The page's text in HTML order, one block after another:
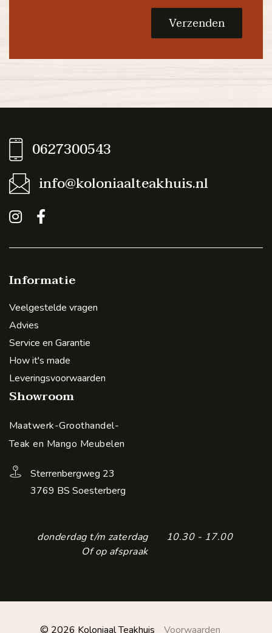
Verzenden
0627300543
info@koloniaalteakhuis.nl
Informatie
Veelgestelde vragen
Advies
Service en Garantie
How it's made
Leveringsvoorwaarden
Showroom
Maatwerk-Groothandel-
Teak en Mango Meubelen
Sterrenbergweg 23
3769 BS Soesterberg
donderdag t/m zaterdag
10.30 - 17.00
Of op afspraak
© 2026 Koloniaal Teakhuis Voorwaarden